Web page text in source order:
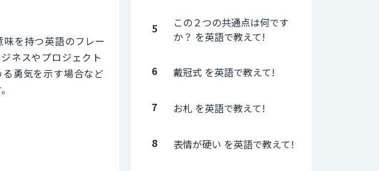
を持つ英語のフレー
ネスやプロジェクト
勇気を示す場合など
5
この２つの共通点は何です
か？ を英語で教えて!
6 戴冠式 を英語で教えて!
7 お札 を英語で教えて!
8 表情が硬い を英語で教えて!